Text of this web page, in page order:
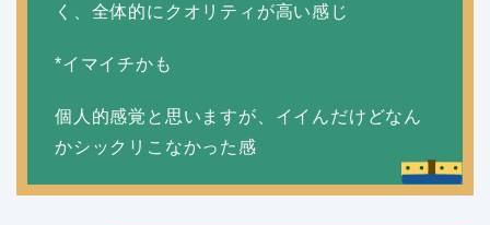
く、全体的にクオリティが高い感じ
*イマイチかも
個人的感覚と思いますが、イイんだけどなん
かシックリこなかった感